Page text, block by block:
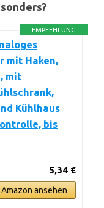
EMPFEHLUNG
mit Haken,
mit
Kühlhaus
bis
5,34 €
ansehen